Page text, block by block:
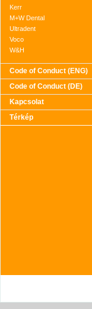
Kerr
M+W Dental
Ultradent
Voco
W&H
Code of Conduct (ENG)
Code of Conduct (DE)
Kapcsolat
Térkép